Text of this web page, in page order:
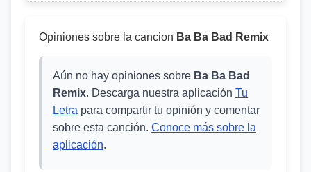
Opiniones sobre la cancion Ba Ba Bad Remix
Aún no hay opiniones sobre Ba Ba Bad
Remix. Descarga nuestra aplicación Tu
Letra para compartir tu opinión y comentar
sobre esta canción. Conoce más sobre la
aplicación.